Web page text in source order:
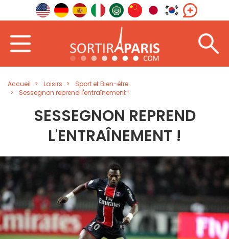
Accueil Loisirs
Sport et Bien-être
Sessegnon reprend l'entraînement !
SESSEGNON REPREND
L'ENTRAÎNEMENT !